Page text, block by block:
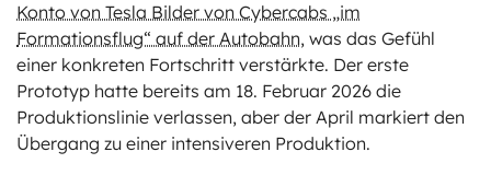
Konto von Tesla Bilder von Cybercabs „im
Formationsflug“ auf der Autobahn, was das Gefühl
einer konkreten Fortschritt verstärkte. Der erste
Prototyp hatte bereits am 18. Februar 2026 die
Produktionslinie verlassen, aber der April markiert den
Übergang zu einer intensiveren Produktion.